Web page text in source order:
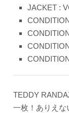
JACKET :
TEDDY
一枚！ありえな